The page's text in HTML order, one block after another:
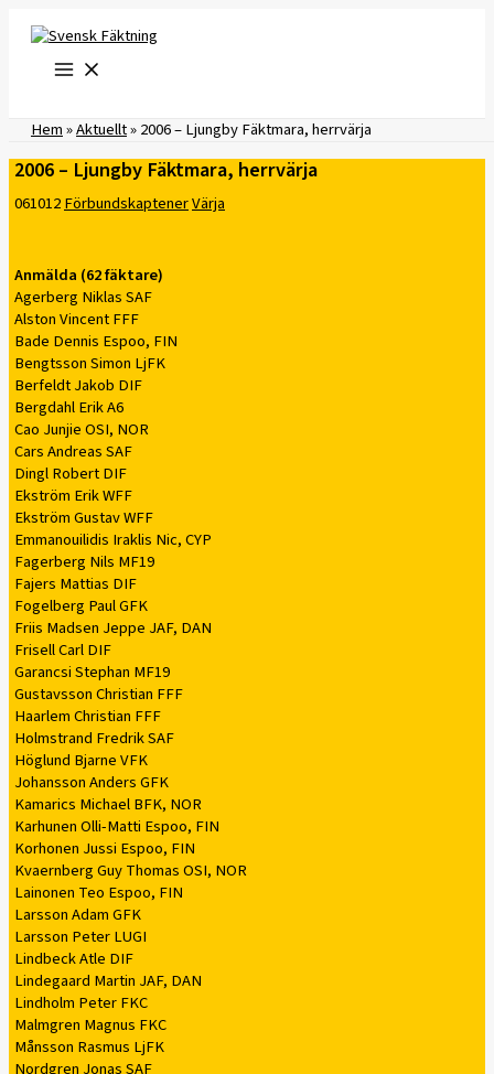
innehåll
Hem»Aktuellt»2006 – Ljungby Fäktmara, herrvärja
2006 – Ljungby Fäktmara, herrvärja
061012FörbundskaptenerVärja
Anmälda (62 fäktare)
Agerberg Niklas SAF
Alston Vincent FFF
Bade Dennis Espoo, FIN
Bengtsson Simon LjFK
Berfeldt Jakob DIF
Bergdahl Erik A6
Cao Junjie OSI, NOR
Cars Andreas SAF
Dingl Robert DIF
Ekström Erik WFF
Ekström Gustav WFF
Emmanouilidis Iraklis Nic, CYP
Fagerberg Nils MF19
Fajers Mattias DIF
Fogelberg Paul GFK
Friis Madsen Jeppe JAF, DAN
Frisell Carl DIF
Garancsi Stephan MF19
Gustavsson Christian FFF
Haarlem Christian FFF
Holmstrand Fredrik SAF
Höglund Bjarne VFK
Johansson Anders GFK
Kamarics Michael BFK, NOR
Karhunen Olli-Matti Espoo, FIN
Korhonen Jussi Espoo, FIN
Kvaernberg Guy Thomas OSI, NOR
Lainonen Teo Espoo, FIN
Larsson Adam GFK
Larsson Peter LUGI
Lindbeck Atle DIF
Lindegaard Martin JAF, DAN
Lindholm Peter FKC
Malmgren Magnus FKC
Månsson Rasmus LjFK
Nordgren Jonas SAF